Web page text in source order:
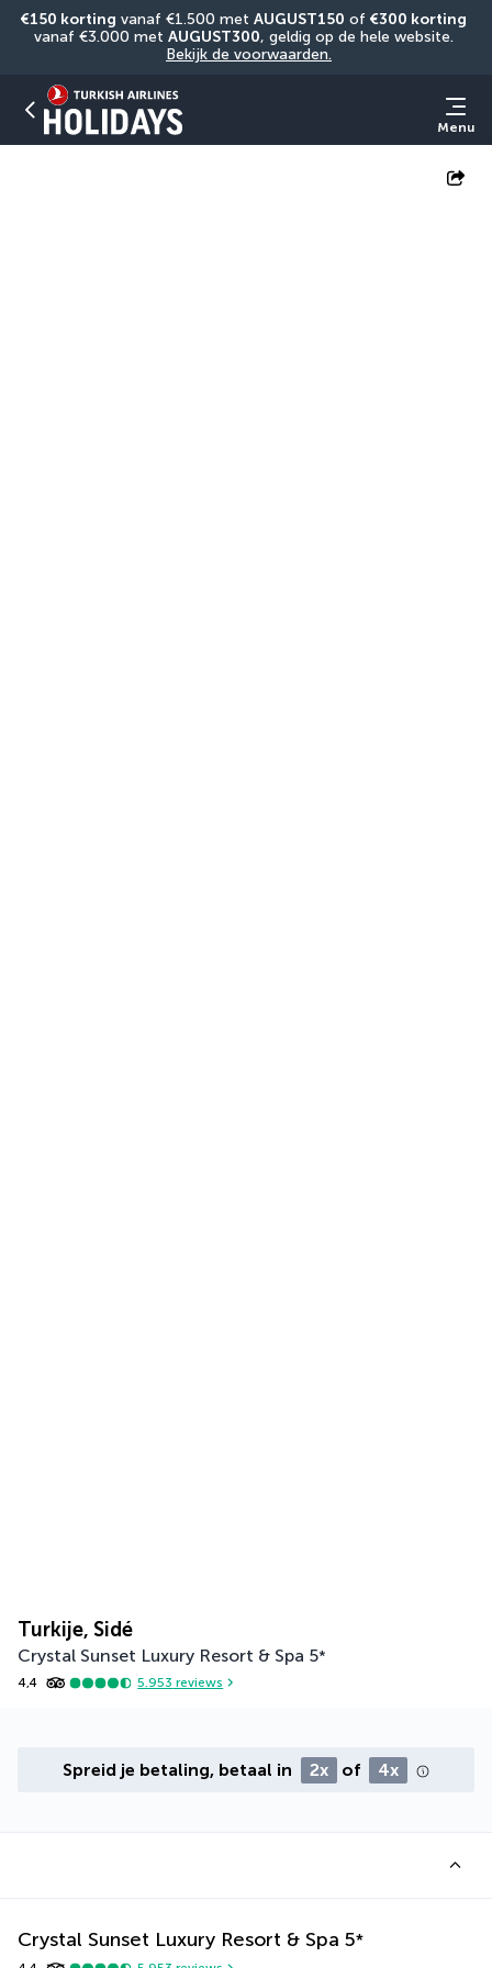
€150 korting vanaf €1.500 met AUGUST150 of €300 korting
vanaf €3.000 met AUGUST300
Bekijk de voorwaarden.
Menu
Turkije, Sidé
Crystal Sunset Luxury Resort & Spa 5*
4,4 5.953 reviews
Spreid je betaling, betaal in 2x of 4x
Crystal Sunset Luxury Resort & Spa 5*